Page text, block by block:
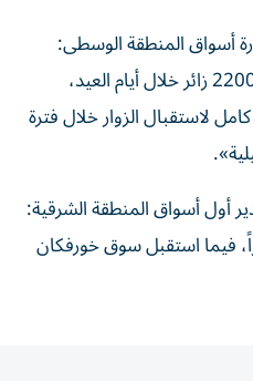
أسواق المنطقة الوسطى:
«استقبل سوق الذيد للمواشي 2200 زائر خلال أيام العيد،
الزوار خلال فترة
أول أسواق المنطقة الشرقية:
سوق كلباء 3060 زائراً، فيما استقبل سوق خورفكان